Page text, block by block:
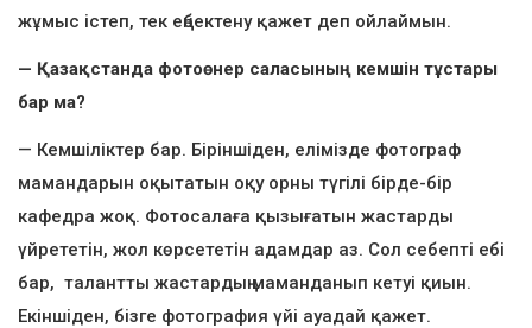
жұмыс істеп, тек еңбектену қажет деп ойлаймын.
— Қазақстанда фотоөнер саласының кемшін тұстары
бар ма?
— Кемшіліктер бар. Біріншіден, елімізде фотограф
мамандарын оқытатын оқу орны түгілі бірде-бір
кафедра жоқ. Фотосалаға қызығатын жастарды
үйрететін, жол көрсететін адамдар аз. Сол себепті ебі
бар, талантты жастардың маманданып кетуі қиын.
Екіншіден, бізге фотография үйі ауадай қажет.